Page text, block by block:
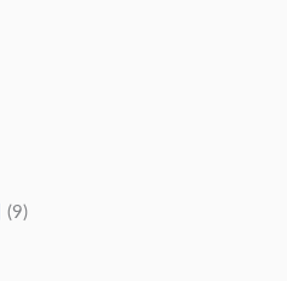
(9)